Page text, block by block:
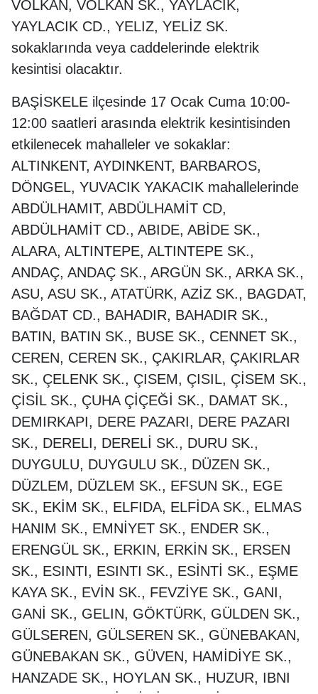
VOLKAN, VOLKAN SK., YAYLACIK,
YAYLACIK CD., YELIZ, YELİZ SK.
sokaklarında veya caddelerinde elektrik
kesintisi olacaktır.
BAŞİSKELE ilçesinde 17 Ocak Cuma 10:00-
12:00 saatleri arasında elektrik kesintisinden
etkilenecek mahalleler ve sokaklar:
ALTINKENT, AYDINKENT, BARBAROS,
DÖNGEL, YUVACIK YAKACIK mahallelerinde
ABDÜLHAMIT, ABDÜLHAMİT CD,
ABDÜLHAMİT CD., ABIDE, ABİDE SK.,
ALARA, ALTINTEPE, ALTINTEPE SK.,
ANDAÇ, ANDAÇ SK., ARGÜN SK., ARKA SK.,
ASU, ASU SK., ATATÜRK, AZİZ SK., BAGDAT,
BAĞDAT CD., BAHADIR, BAHADIR SK.,
BATIN, BATIN SK., BUSE SK., CENNET SK.,
CEREN, CEREN SK., ÇAKIRLAR, ÇAKIRLAR
SK., ÇELENK SK., ÇISEM, ÇISIL, ÇİSEM SK.,
ÇİSİL SK., ÇUHA ÇİÇEĞİ SK., DAMAT SK.,
DEMIRKAPI, DERE PAZARI, DERE PAZARI
SK., DERELI, DERELİ SK., DURU SK.,
DUYGULU, DUYGULU SK., DÜZEN SK.,
DÜZLEM, DÜZLEM SK., EFSUN SK., EGE
SK., EKİM SK., ELFIDA, ELFİDA SK., ELMAS
HANIM SK., EMNİYET SK., ENDER SK.,
ERENGÜL SK., ERKIN, ERKİN SK., ERSEN
SK., ESINTI, ESINTI SK., ESİNTİ SK., EŞME
KAYA SK., EVİN SK., FEVZİYE SK., GANI,
GANİ SK., GELIN, GÖKTÜRK, GÜLDEN SK.,
GÜLSEREN, GÜLSEREN SK., GÜNEBAKAN,
GÜNEBAKAN SK., GÜVEN, HAMİDİYE SK.,
HANZADE SK., HOYLAN SK., HUZUR, IBNI